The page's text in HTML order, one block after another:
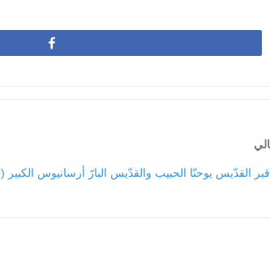
القدّيس يوحنّا الحبيب والقدّيس البارّ أرسانيوس الكبير (449 م)